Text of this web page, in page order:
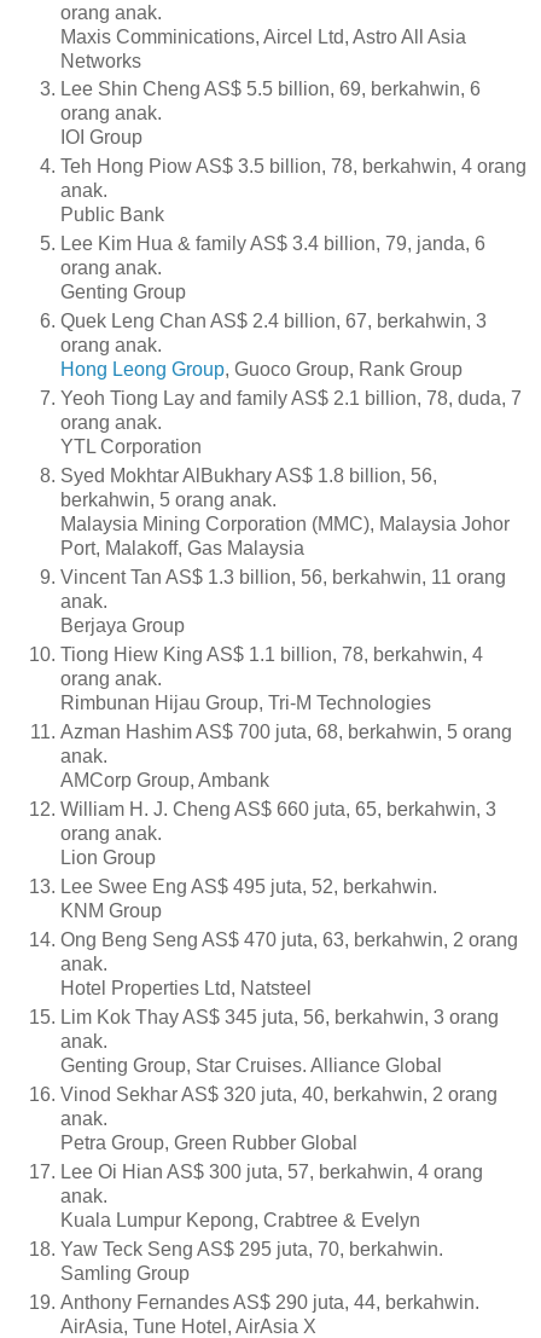
orang anak.
Maxis Comminications, Aircel Ltd, Astro All Asia
Networks
Lee Shin Cheng AS$ 5.5 billion, 69, berkahwin, 6
orang anak.
IOI Group
Teh Hong Piow AS$ 3.5 billion, 78, berkahwin, 4 orang
anak.
Public Bank
Lee Kim Hua & family AS$ 3.4 billion, 79, janda, 6
orang anak.
Genting Group
Quek Leng Chan AS$ 2.4 billion, 67, berkahwin, 3
orang anak.
Hong Leong Group, Guoco Group, Rank Group
Yeoh Tiong Lay and family AS$ 2.1 billion, 78, duda, 7
orang anak.
YTL Corporation
Syed Mokhtar AlBukhary AS$ 1.8 billion, 56,
berkahwin, 5 orang anak.
Malaysia Mining Corporation (MMC), Malaysia Johor
Port, Malakoff, Gas Malaysia
Vincent Tan AS$ 1.3 billion, 56, berkahwin, 11 orang
anak.
Berjaya Group
Tiong Hiew King AS$ 1.1 billion, 78, berkahwin, 4
orang anak.
Rimbunan Hijau Group, Tri-M Technologies
Azman Hashim AS$ 700 juta, 68, berkahwin, 5 orang
anak.
AMCorp Group, Ambank
William H. J. Cheng AS$ 660 juta, 65, berkahwin, 3
orang anak.
Lion Group
Lee Swee Eng AS$ 495 juta, 52, berkahwin.
KNM Group
Ong Beng Seng AS$ 470 juta, 63, berkahwin, 2 orang
anak.
Hotel Properties Ltd, Natsteel
Lim Kok Thay AS$ 345 juta, 56, berkahwin, 3 orang
anak.
Genting Group, Star Cruises. Alliance Global
Vinod Sekhar AS$ 320 juta, 40, berkahwin, 2 orang
anak.
Petra Group, Green Rubber Global
Lee Oi Hian AS$ 300 juta, 57, berkahwin, 4 orang
anak.
Kuala Lumpur Kepong, Crabtree & Evelyn
Yaw Teck Seng AS$ 295 juta, 70, berkahwin.
Samling Group
Anthony Fernandes AS$ 290 juta, 44, berkahwin.
AirAsia, Tune Hotel, AirAsia X